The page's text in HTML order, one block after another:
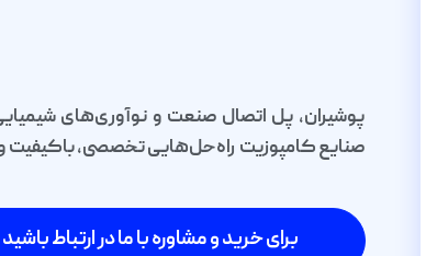
پوشیران، پل اتصال صنعت و نوآوری‌های
صنایع کامپوزیت راه‌حل‌هایی تخصصی، باکیفیت و
برای خرید و مشاوره با ما در ارتباط